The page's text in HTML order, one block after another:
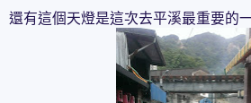
還有這個天燈是這次去平溪最重要的